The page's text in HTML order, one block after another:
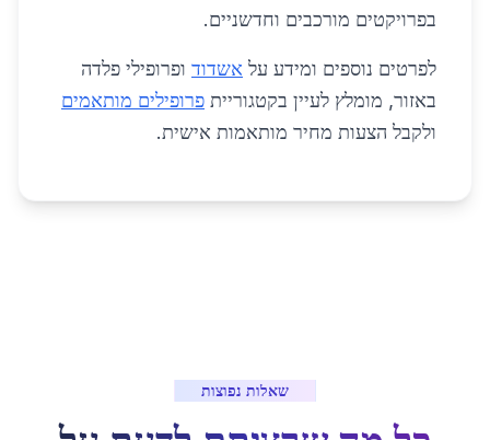
בפרויקטים מורכבים וחדשניים.
לפרטים נוספים ומידע על אשדוד ופרופילי פלדה
באזור, מומלץ לעיין בקטגוריית פרופילים מותאמים
ולקבל הצעות מחיר מותאמות אישית.
שאלות נפוצות